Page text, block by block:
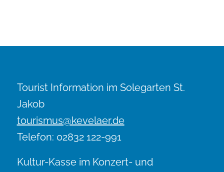
Tourist Information im Solegarten St.
Jakob
tourismus@kevelaer.de
Telefon: 02832 122-991
Kultur-Kasse im Konzert- und